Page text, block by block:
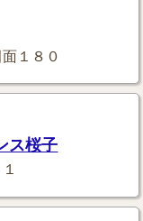
１８０
ス桜子